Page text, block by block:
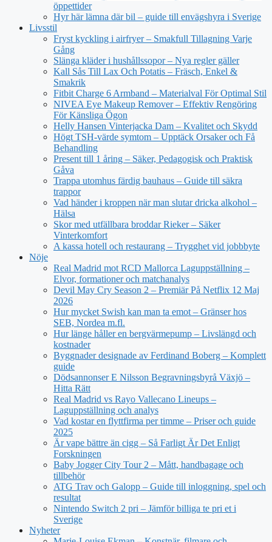
öppettider
Hyr här lämna där bil – guide till envägshyra i Sverige
Livsstil
Fryst kyckling i airfryer – Smakfull Tillagning Varje
Gång
Slänga kläder i hushållssopor – Nya regler gäller
Kall Sås Till Lax Och Potatis – Fräsch, Enkel &
Smakrik
Fitbit Charge 6 Armband – Materialval För Optimal Stil
NIVEA Eye Makeup Remover – Effektiv Rengöring
För Känsliga Ögon
Helly Hansen Vinterjacka Dam – Kvalitet och Skydd
Högt TSH-värde symtom – Upptäck Orsaker och Få
Behandling
Present till 1 åring – Säker, Pedagogisk och Praktisk
Gåva
Trappa utomhus färdig bauhaus – Guide till säkra
trappor
Vad händer i kroppen när man slutar dricka alkohol –
Hälsa
Skor med utfällbara broddar Rieker – Säker
Vinterkomfort
A kassa hotell och restaurang – Trygghet vid jobbbyte
Nöje
Real Madrid mot RCD Mallorca Laguppställning –
Elvor, formationer och matchanalys
Devil May Cry Season 2 – Premiär På Netflix 12 Maj
2026
Hur mycket Swish kan man ta emot – Gränser hos
SEB, Nordea m.fl.
Hur länge håller en bergvärmepump – Livslängd och
kostnader
Byggnader designade av Ferdinand Boberg – Komplett
guide
Dödsannonser E Nilsson Begravningsbyrå Växjö –
Hitta Rätt
Real Madrid vs Rayo Vallecano Lineups –
Laguppställning och analys
Vad kostar en flyttfirma per timme – Priser och guide
2025
Är vape bättre än cigg – Så Farligt Är Det Enligt
Forskningen
Baby Jogger City Tour 2 – Mått, handbagage och
tillbehör
ATG Trav och Galopp – Guide till inloggning, spel och
resultat
Nintendo Switch 2 pri – Jämför billiga te pri et i
Sverige
Nyheter